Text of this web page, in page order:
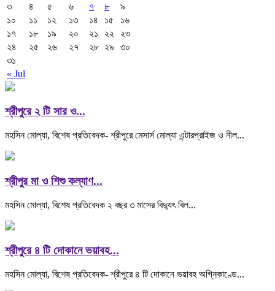
« Jul
৩
৪ ৫ ৬ ৭ ৮
৯
১০
১১ ১২ ১৩ ১৪ ১৫
১৬
১৭
১৮ ১৯ ২০ ২১ ২২
২৩
২৪
২৫ ২৬ ২৭ ২৮ ২৯
৩০
৩১
শ্রীপুরে ২ টি সার ও...
মহসিন মোল্যা, বিশেষ প্রতিবেদক- শ্রীপুরে মেসার্স মোল্যা এন্টারপ্রাইজ ও নীল...
শ্রীপুর মা ও শিশু কল্যাণ...
মহসিন মোল্যা, বিশেষ প্রতিবেদক ২ বছর ৩ মাসের বিদ্যুৎ বিল...
শ্রীপুরে ৪ টি দোকানে ভয়াবহ...
মহসিন মোল্যা, বিশেষ প্রতিবেদক- শ্রীপুরে ৪ টি দোকানে ভয়াবহ অগ্নিকাণ্ডে...